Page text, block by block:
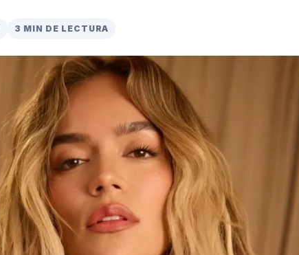
3 MIN DE LECTURA